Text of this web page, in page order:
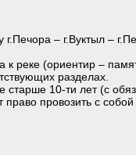
– г.Вуктыл –
реке (ориентир –
разделах.
старше 10-ти лет (с
провозить с